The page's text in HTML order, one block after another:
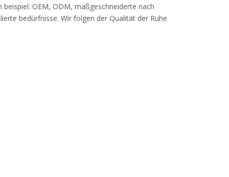
OEM, ODM, maßgeschneiderte nach
bedürfnisse. Wir folgen der Qualität der Ruhe